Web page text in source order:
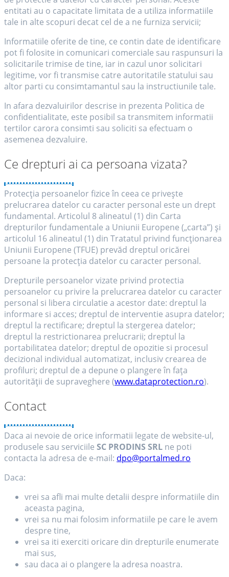
entitati au o capacitate limitata de a utiliza informatiile
tale in alte scopuri decat cel de a ne furniza servicii;
Informatiile oferite de tine, ce contin date de identificare
pot fi folosite in comunicari comerciale sau raspunsuri la
solicitarile trimise de tine, iar in cazul unor solicitari
legitime, vor fi transmise catre autoritatile statului sau
altor parti cu consimtamantul sau la instructiunile tale.
In afara dezvaluirilor descrise in prezenta Politica de
confidentialitate, este posibil sa transmitem informatii
tertilor carora consimti sau soliciti sa efectuam o
asemenea dezvaluire.
Ce drepturi ai ca persoana vizata?
Protecția persoanelor fizice în ceea ce privește
prelucrarea datelor cu caracter personal este un drept
fundamental. Articolul 8 alineatul (1) din Carta
drepturilor fundamentale a Uniunii Europene („carta”) și
articolul 16 alinea­tul (1) din Tratatul privind funcționarea
Uniunii Europene (TFUE) prevăd dreptul oricărei
persoane la protecția datelor cu caracter personal.
Drepturile persoanelor vizate privind protectia
persoanelor cu privire la prelucrarea datelor cu caracter
personal si libera circulatie a acestor date: dreptul la
informare si acces; dreptul de interventie asupra datelor;
dreptul la rectificare; dreptul la stergerea datelor;
dreptul la restrictionarea prelucrarii; dreptul la
portabilitatea datelor; dreptul de opozitie si procesul
decizional individual automatizat, inclusiv crearea de
profiluri; dreptul de a depune o plangere în fața
autorității de supraveghere (www.dataprotection.ro).
Contact
Daca ai nevoie de orice informatii legate de website-ul,
produsele sau serviciile SC PRODINS SRL ne poti
contacta la adresa de e-mail: dpo@portalmed.ro
Daca:
vrei sa afli mai multe detalii despre informatiile din
aceasta pagina,
vrei sa nu mai folosim informatiile pe care le avem
despre tine,
vrei sa iti exerciti oricare din drepturile enumerate
mai sus,
sau daca ai o plangere la adresa noastra.